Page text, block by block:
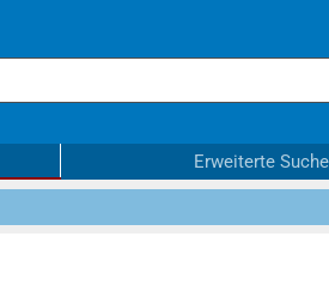
Erweiterte Suche